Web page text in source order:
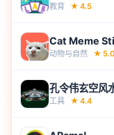
教育 ★ 4.5
Cat Meme
动物与自然 ★ 5.0
孔令伟玄空风
工具 ★ 4.4